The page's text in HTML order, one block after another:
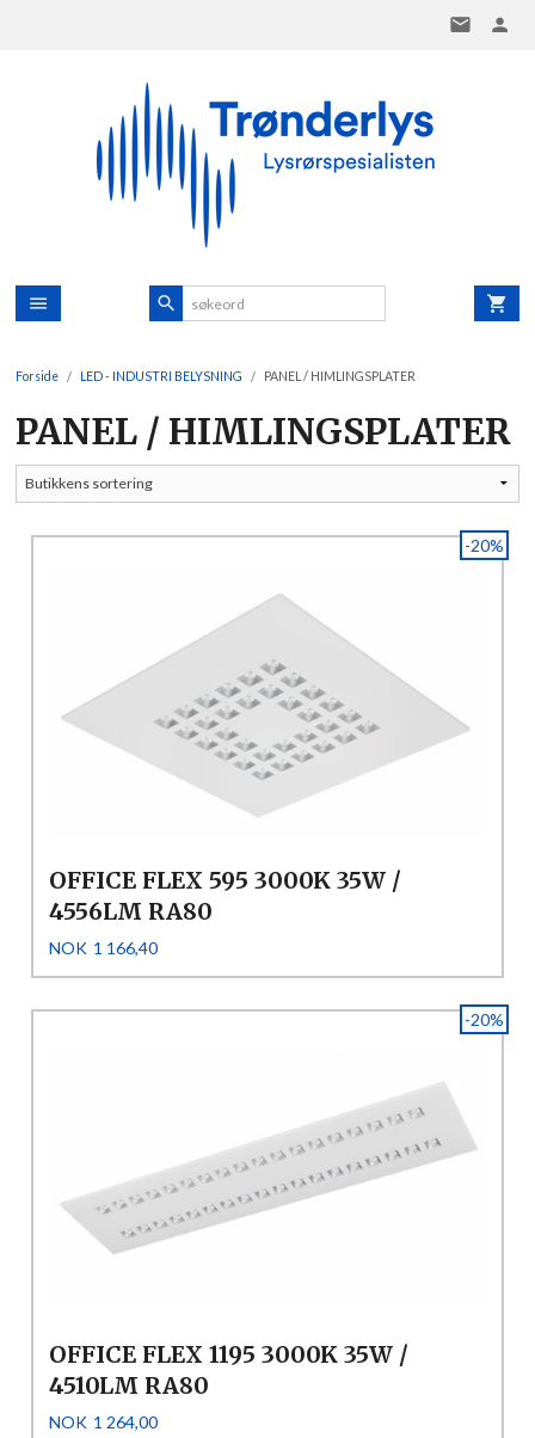
Forside LED - INDUSTRI BELYSNING PANEL / HIMLINGSPLATER
PANEL / HIMLINGSPLATER
OFFICE FLEX 595 3000K 35W /
4556LM RA80
Tilbud
NOK 1 166,40Rabatt
-20%
OFFICE FLEX 1195 3000K 35W /
4510LM RA80
Tilbud
NOK 1 264,00Rabatt
-20%